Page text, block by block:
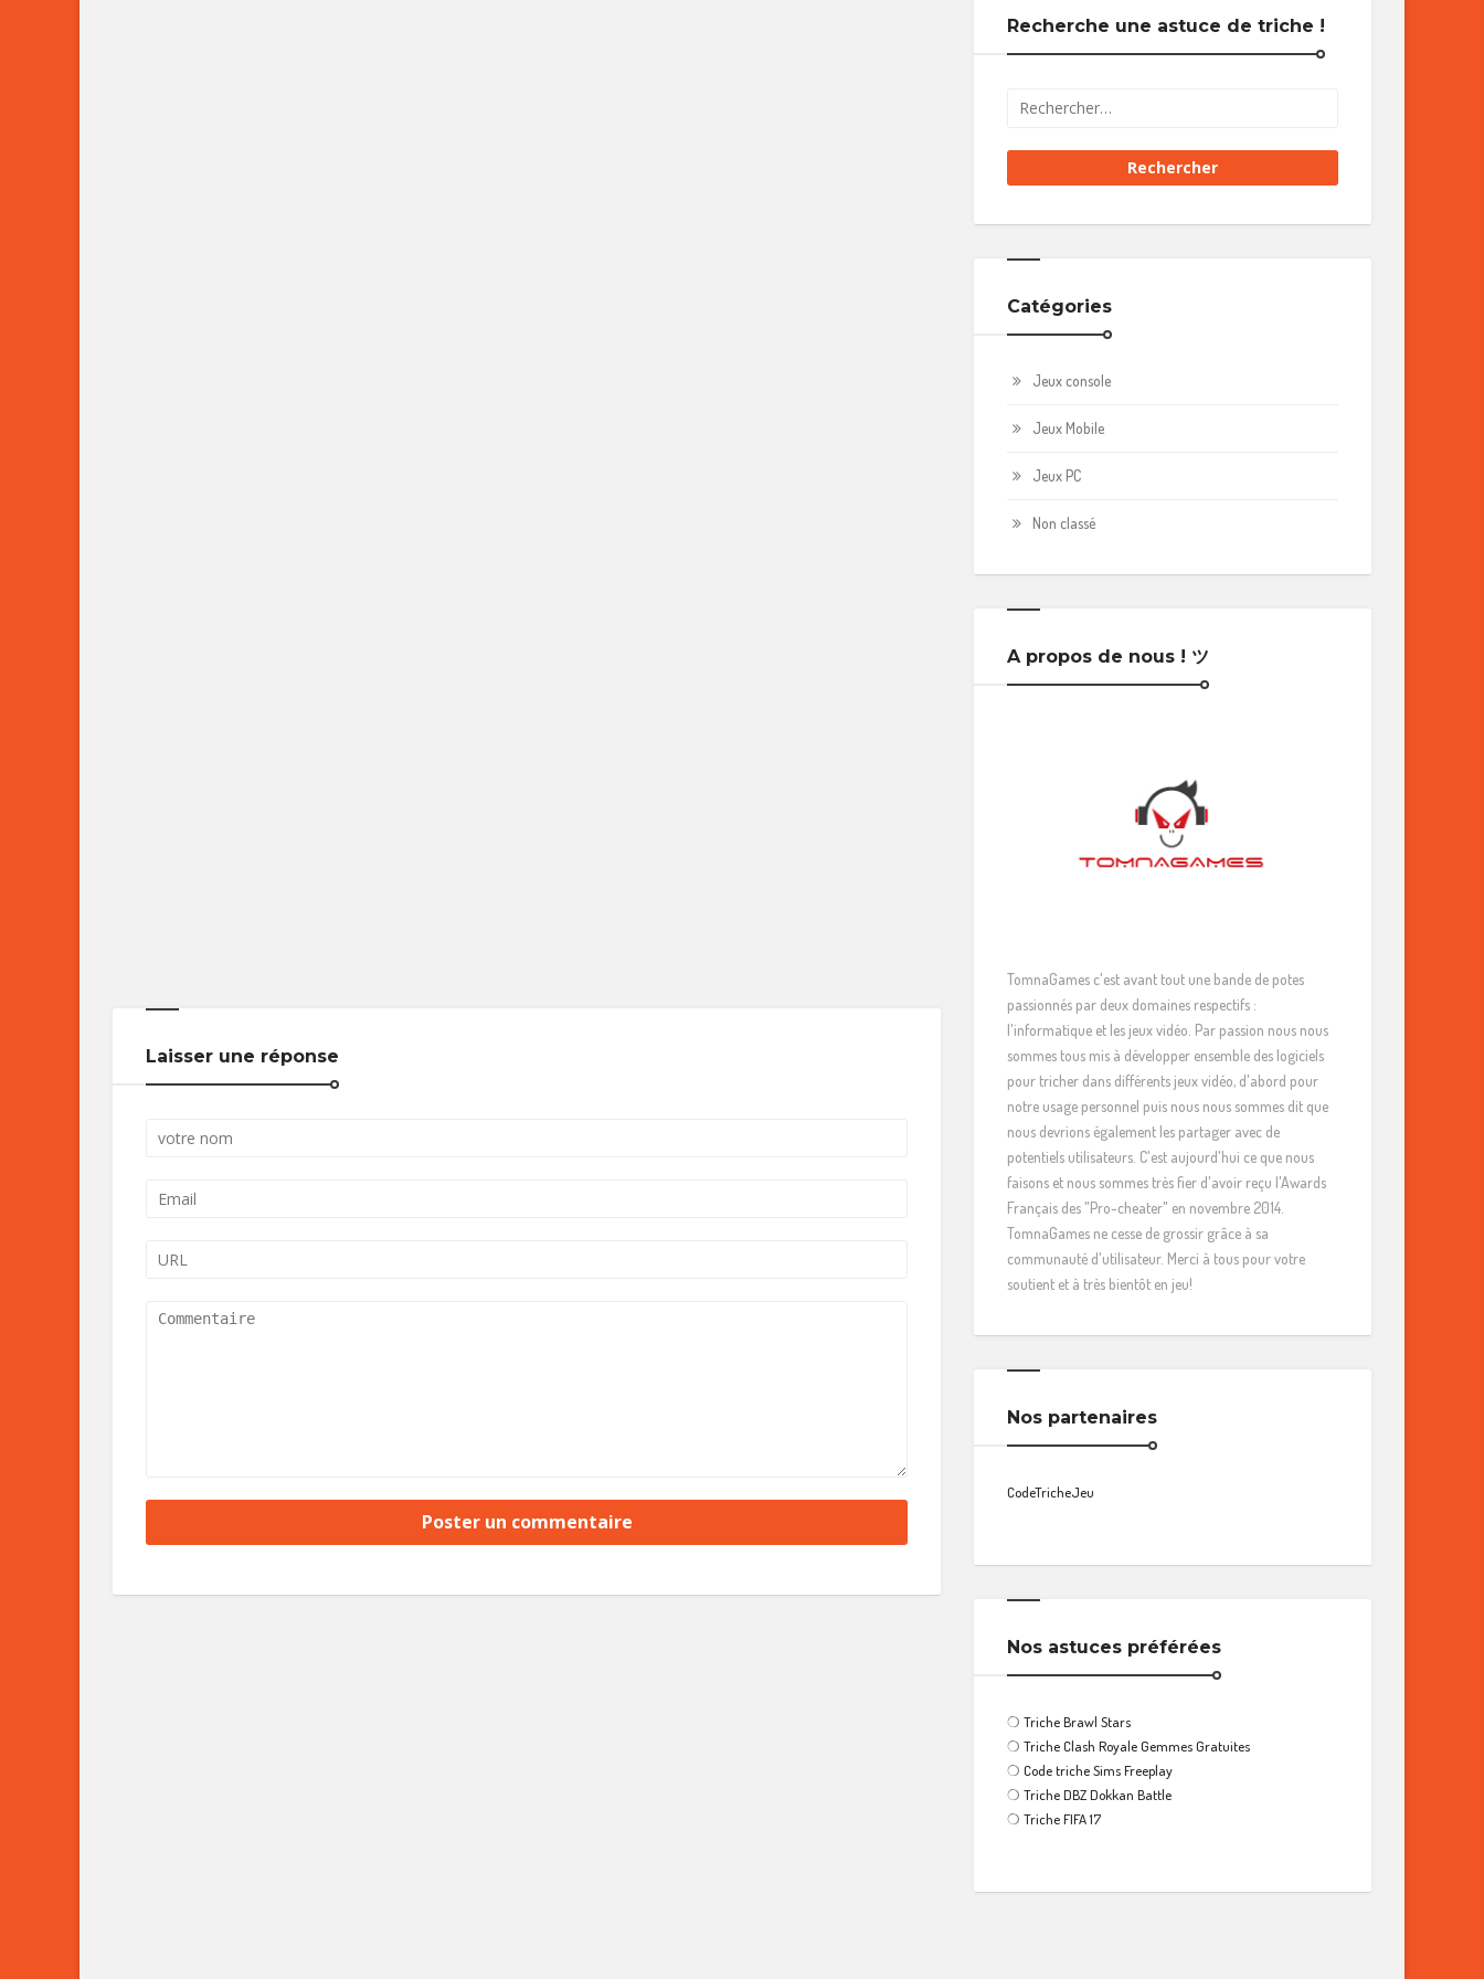
Laisser une réponse
Recherche une astuce de triche !
Catégories
Jeux console
Jeux Mobile
Jeux PC
Non classé
A propos de nous ! ツ
TomnaGames c'est avant tout une bande de potes
passionnés par deux domaines respectifs :
l'informatique et les jeux vidéo. Par passion nous nous
sommes tous mis à développer ensemble des logiciels
pour tricher dans différents jeux vidéo, d'abord pour
notre usage personnel puis nous nous sommes dit que
nous devrions également les partager avec de
potentiels utilisateurs. C'est aujourd'hui ce que nous
faisons et nous sommes très fier d'avoir reçu l'Awards
Français des "Pro-cheater" en novembre 2014.
TomnaGames ne cesse de grossir grâce à sa
communauté d'utilisateur. Merci à tous pour votre
soutient et à très bientôt en jeu!
Nos partenaires
CodeTricheJeu
Nos astuces préférées
❍ Triche Brawl Stars
❍ Triche Clash Royale Gemmes Gratuites
❍ Code triche Sims Freeplay
❍ Triche DBZ Dokkan Battle
❍ Triche FIFA 17